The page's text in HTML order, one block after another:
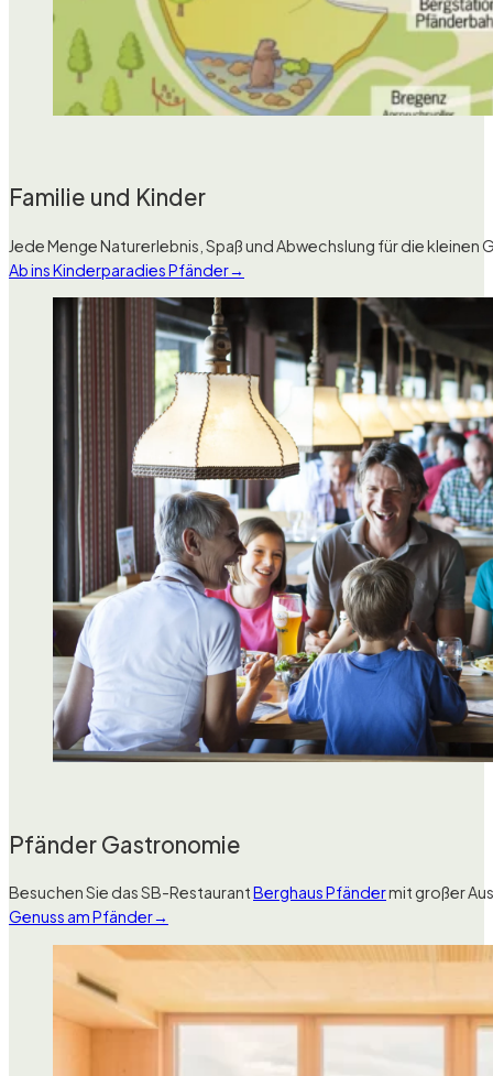
Familie und Kinder
Jede Menge Naturerlebnis, Spaß und Abwechslung für die kleinen
Ab ins Kinderparadies Pfänder
Pfänder Gastronomie
Besuchen Sie das SB-RestaurantBerghaus Pfändermit großer
Genuss am Pfänder